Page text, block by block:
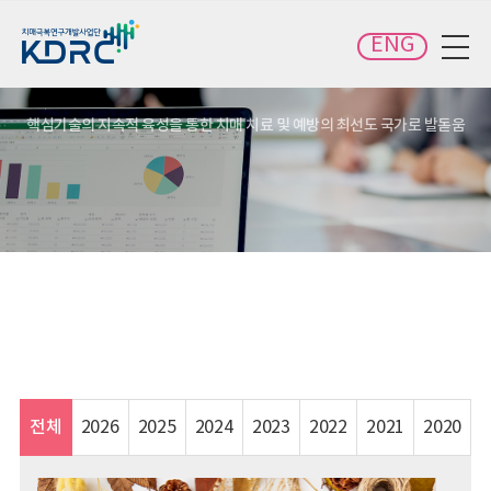
ENG
핵심기술의 지속적 육성을 통한 치매 치료 및 예방의 최선도 국가로 발돋움
전체 2026 2025 2024 2023 2022 2021 2020